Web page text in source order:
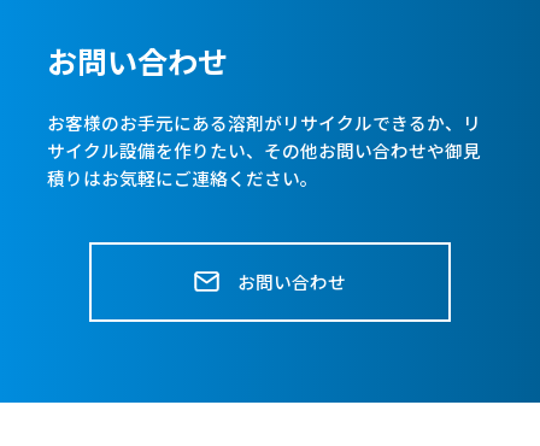
お問い合わせ
お客様のお手元にある溶剤がリサイクルできるか、リ
サイクル設備を作りたい、 その他お問い合わせや御見
積りはお気軽にご連絡ください。
お問い合わせ